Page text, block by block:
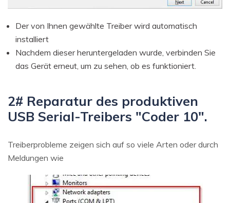
Der von Ihnen gewählte Treiber wird automatisch
installiert
Nachdem dieser heruntergeladen wurde, verbinden Sie
das Gerät erneut, um zu sehen, ob es funktioniert.
2# Reparatur des produktiven
USB Serial-Treibers "Coder 10".
Treiberprobleme zeigen sich auf so viele Arten oder durch
Meldungen wie